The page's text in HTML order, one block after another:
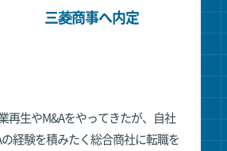
三菱商事へ内定
再生やM&Aをやってきたが、自社
経験を積みたく総合商社に転職を